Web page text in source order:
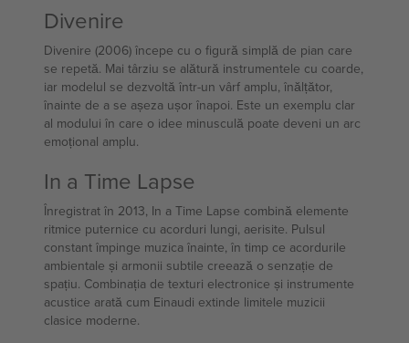
Divenire
Divenire (2006) începe cu o figură simplă de pian care
se repetă. Mai târziu se alătură instrumentele cu coarde,
iar modelul se dezvoltă într-un vârf amplu, înălțător,
înainte de a se așeza ușor înapoi. Este un exemplu clar
al modului în care o idee minusculă poate deveni un arc
emoțional amplu.
In a Time Lapse
Înregistrat în 2013, In a Time Lapse combină elemente
ritmice puternice cu acorduri lungi, aerisite. Pulsul
constant împinge muzica înainte, în timp ce acordurile
ambientale și armonii subtile creează o senzație de
spațiu. Combinația de texturi electronice și instrumente
acustice arată cum Einaudi extinde limitele muzicii
clasice moderne.